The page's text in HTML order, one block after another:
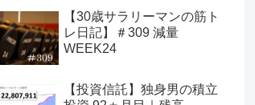
【30歳サラリーマンの筋ト
レ日記】＃309 減量
WEEK24
【投資信託】独身男の積立